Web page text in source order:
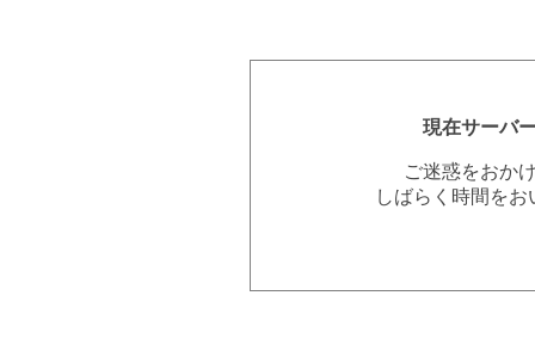
現在サーバ
ご迷惑をおか
しばらく時間を